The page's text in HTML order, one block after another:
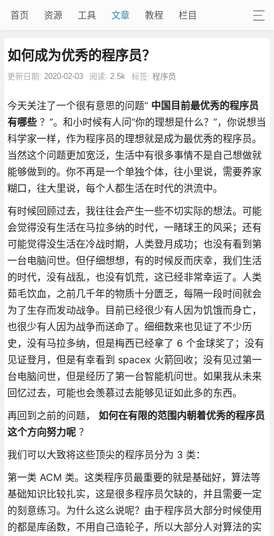
首页 资源 工具 文章 教程 栏目
如何成为优秀的程序员？
更新日期: 2020-02-03 阅读: 2.5k 标签: 程序员
今天关注了一个很有意思的问题“ 中国目前最优秀的程序员
有哪些？”。和小时候有人问“你的理想是什么？”，你说想当
科学家一样，作为程序员的理想就是成为最优秀的程序员。
当然这个问题更加宽泛，生活中有很多事情不是自己想做就
能够做到的。你不再是一个单独个体，往小里说，需要养家
糊口，往大里说，每个人都生活在时代的洪流中。
有时候回顾过去，我往往会产生一些不切实际的想法。可能
会觉得没有生活在马拉多纳的时代，一睹球王的风采；还有
可能觉得没生活在冷战时期，人类登月成功；也没有看到第
一台电脑问世。但仔细想想，有的时候反而庆幸，我们生活
的时代，没有战乱，也没有饥荒，这已经非常幸运了。人类
茹毛饮血，之前几千年的物质十分匮乏，每隔一段时间就会
为了生存而发动战争。目前已经很少有人因为饥饿而身亡，
也很少有人因为战争而送命了。细细数来也见证了不少历
史，没有马拉多纳，但是梅西已经拿了 6 个金球奖了；没有
见证登月，但是有幸看到 spacex 火箭回收；没有见过第一
台电脑问世，但是经历了第一台智能机问世。如果我从未来
回忆过去，可能也会羡慕过去能够见证如此多的东西。
再回到之前的问题， 如何在有限的范围内朝着优秀的程序员
这个方向努力呢？
我们可以大致将这些顶尖的程序员分为 3 类：
第一类 ACM 类。这类程序员最重要的就是基础好，算法等
基础知识比较扎实，这是很多程序员欠缺的，并且需要一定
的刻意练习。为什么这么说呢？由于程序员大部分时候使用
的都是库函数，不用自己造轮子，所以大部分人对算法的实